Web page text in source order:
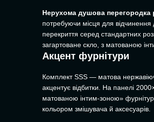
Нерухома душова перегородка
потребуючи місця для
перекриття серед стандартних
загартоване скло, з матованою
Акцент фурнітури
Комплект SSS — матова
акцентує відбитки. На панелі
матованою інтим-зоною»
кольором змішувача й аксесуарів.